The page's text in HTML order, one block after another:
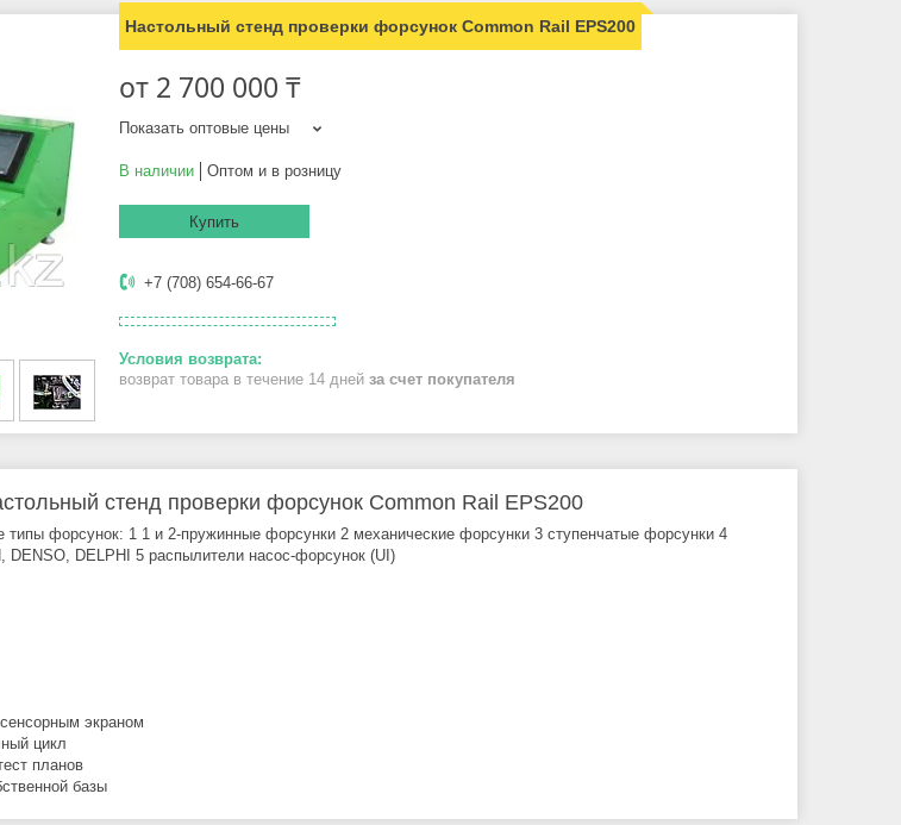
Настольный стенд проверки форсунок Common Rail EPS200
от 2 700 000 ₸
Показать оптовые цены
В наличии Оптом и в розницу
Купить
+7 (708) 654-66-67
возврат товара в течение 14 дней за счет покупателя
стенд проверки форсунок Common Rail EPS200
форсунок: 1 1 и 2-пружинные форсунки 2 механические форсунки 3 ступенчатые форсунки 4
DENSO, DELPHI 5 распылители насос-форсунок (UI)
экраном
цикл
планов
базы